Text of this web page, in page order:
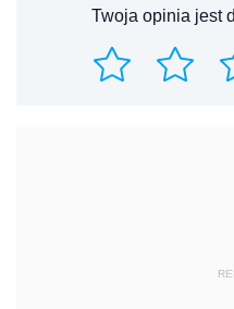
Twoja opinia jest